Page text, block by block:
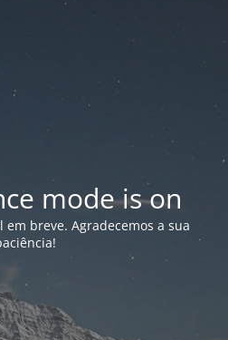
mode is on
breve. Agradecemos a sua